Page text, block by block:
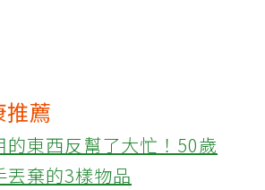
薦
東西反幫了大忙！50歲
丟棄的3樣物品